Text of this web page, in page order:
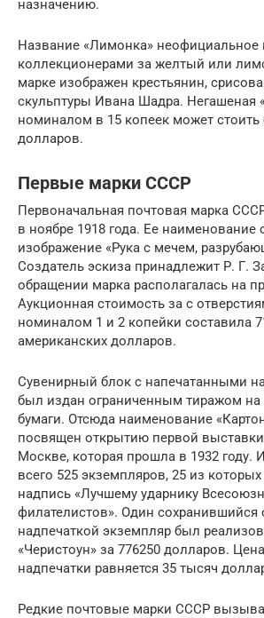
назначению.
Название «Лимонка» неофициальное
коллекционерами за желтый или
марке изображен крестьянин,
скульптуры Ивана Шадра. Негашеная
номиналом в 15 копеек может стоить
долларов.
Первые марки СССР
Первоначальная почтовая марка
в ноябре 1918 года. Ее наименование
изображение «Рука с мечем,
Создатель эскиза принадлежит Р. Г.
обращении марка располагалась на
Аукционная стоимость за с
номиналом 1 и 2 копейки составила
американских долларов.
Сувенирный блок с напечатанными
был издан ограниченным тиражом на
бумаги. Отсюда наименование
посвящен открытию первой
Москве, которая прошла в 1932 году.
всего 525 экземпляров, 25 из
надпись «Лучшему ударнику
филателистов». Один сохранившийся
надпечаткой экземпляр был
«Черистоун» за 776250 долларов.
надпечатки равняется 35 тысяч
Редкие почтовые марки СССР